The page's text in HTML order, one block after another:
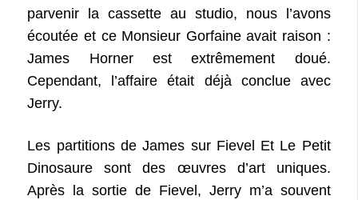
parvenir la cassette au studio, nous l’avons
écoutée et ce Monsieur Gorfaine avait raison :
James Horner est extrêmement doué.
Cependant, l’affaire était déjà conclue avec
Jerry.
Les partitions de James sur Fievel Et Le Petit
Dinosaure sont des œuvres d’art uniques.
Après la sortie de Fievel, Jerry m’a souvent